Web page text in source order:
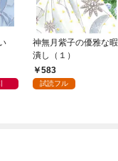
神無月紫子の優雅な暇
潰し（１）
583
試読フル